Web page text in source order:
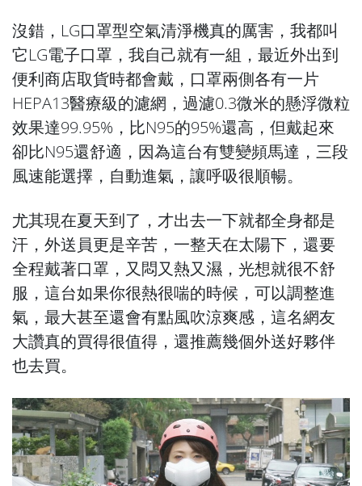
沒錯，LG口罩型空氣清淨機真的厲害，我都叫
它LG電子口罩，我自己就有一組，最近外出到
便利商店取貨時都會戴，口罩兩側各有一片
HEPA13醫療級的濾網，過濾0.3微米的懸浮微粒
效果達99.95%，比N95的95%還高，但戴起來
卻比N95還舒適，因為這台有雙變頻馬達，三段
風速能選擇，自動進氣，讓呼吸很順暢。
尤其現在夏天到了，才出去一下就都全身都是
汗，外送員更是辛苦，一整天在太陽下，還要
全程戴著口罩，又悶又熱又濕，光想就很不舒
服，這台如果你很熱很喘的時候，可以調整進
氣，最大甚至還會有點風吹涼爽感，這名網友
大讚真的買得很值得，還推薦幾個外送好夥伴
也去買。